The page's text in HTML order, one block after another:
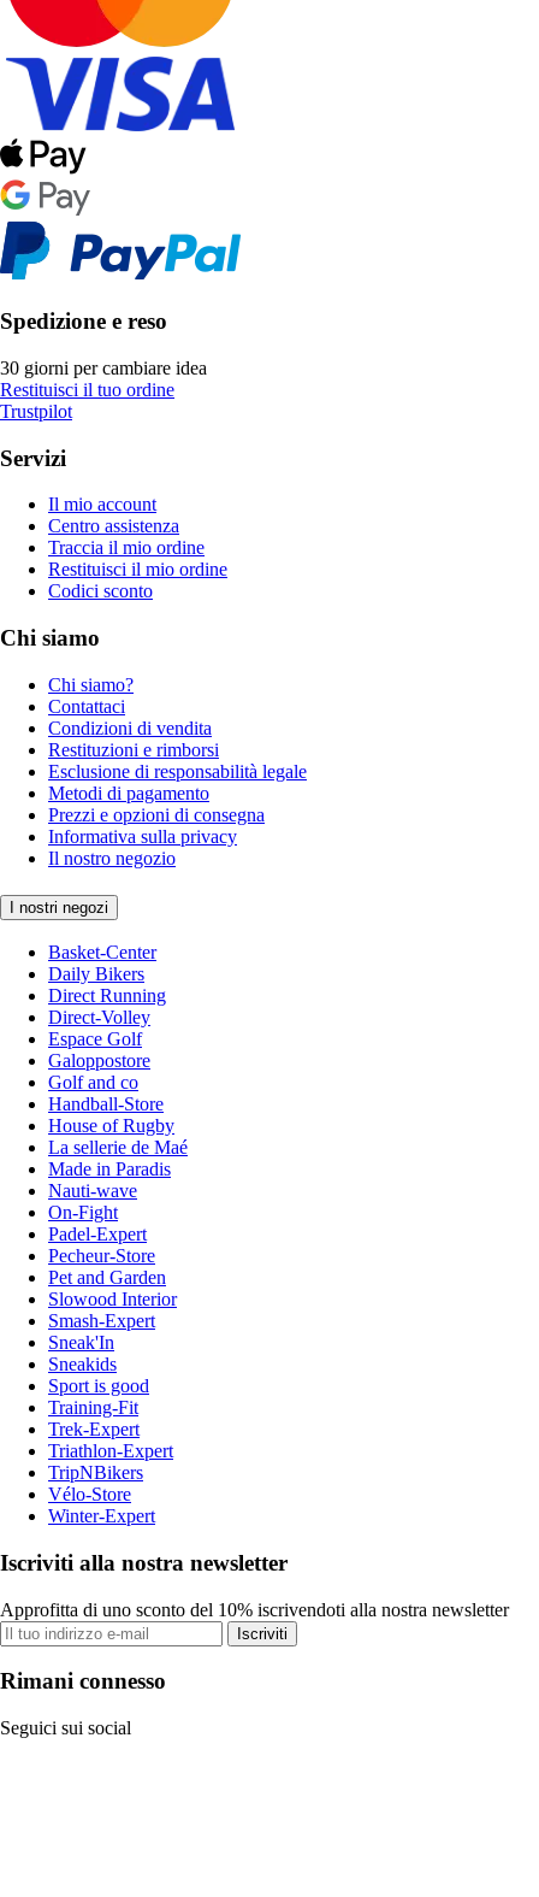
Spedizione e reso
30 giorni per cambiare idea
Restituisci il tuo ordine
Trustpilot
Servizi
Il mio account
Centro assistenza
Traccia il mio ordine
Restituisci il mio ordine
Codici sconto
Chi siamo
Chi siamo?
Contattaci
Condizioni di vendita
Restituzioni e rimborsi
Esclusione di responsabilità legale
Metodi di pagamento
Prezzi e opzioni di consegna
Informativa sulla privacy
Il nostro negozio
I nostri negozi
Basket-Center
Daily Bikers
Direct Running
Direct-Volley
Espace Golf
Galoppostore
Golf and co
Handball-Store
House of Rugby
La sellerie de Maé
Made in Paradis
Nauti-wave
On-Fight
Padel-Expert
Pecheur-Store
Pet and Garden
Slowood Interior
Smash-Expert
Sneak'In
Sneakids
Sport is good
Training-Fit
Trek-Expert
Triathlon-Expert
TripNBikers
Vélo-Store
Winter-Expert
Iscriviti alla nostra newsletter
Approfitta di uno sconto del 10% iscrivendoti alla nostra newsletter
Iscriviti
Rimani connesso
Seguici sui social